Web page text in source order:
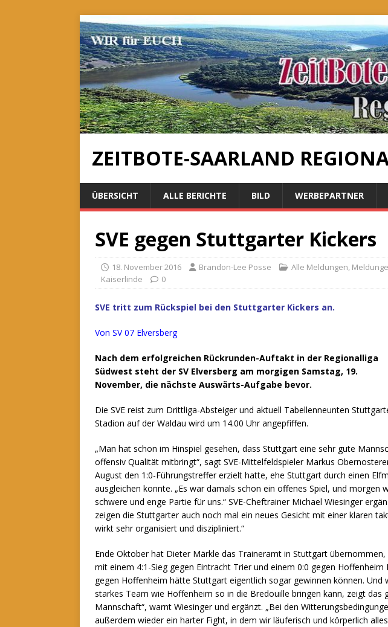
ZEITBOTE-SAARLAND
ÜBERSICHT ALLE BERICHTE BILD WERBEPARTNER
SVE gegen Stuttgarter Kickers
18. November 2016 Brandon-Lee Posse Alle Meldungen,
Kaiserlinde
0
SVE tritt zum Rückspiel bei den Stuttgarter Kickers an.
Von SV 07 Elversberg
Nach dem erfolgreichen Rückrunden-Auftakt in der Regionalliga
Südwest steht der SV Elversberg am morgigen Samstag, 19.
November, die nächste Auswärts-Aufgabe bevor.
Die SVE reist zum Drittliga-Absteiger und aktuell Tabellenneunten
Stadion auf der Waldau wird um 14.00 Uhr angepfiffen.
„Man hat schon im Hinspiel gesehen, dass Stuttgart eine sehr gute
offensiv Qualität mitbringt“, sagt SVE-Mittelfeldspieler Markus
August den 1:0-Führungstreffer erzielt hatte, ehe Stuttgart durch einen
ausgleichen konnte. „Es war damals schon ein offenes Spiel, und morgen
schwere und enge Partie für uns.“ SVE-Cheftrainer Michael Wiesinger
zeigen die Stuttgarter auch noch mal ein neues Gesicht mit einer klaren
wirkt sehr organisiert und diszipliniert.“
Ende Oktober hat Dieter Märkle das Traineramt in Stuttgart
mit einem 4:1-Sieg gegen Eintracht Trier und einem 0:0 gegen Hoffenheim
gegen Hoffenheim hätte Stuttgart eigentlich sogar gewinnen können. Und
starkes Team wie Hoffenheim so in die Bredouille bringen kann, zeigt das
Mannschaft“, warnt Wiesinger und ergänzt. „Bei den
außerdem wieder ein harter Fight, in dem wir läuferisch und körperlich